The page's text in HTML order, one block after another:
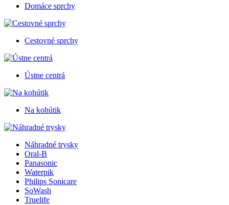
Domáce sprchy
Cestovné sprchy
Ústne centrá
Na kohútik
Náhradné trysky
Oral-B
Panasonic
Waterpik
Philips Sonicare
SoWash
Truelife